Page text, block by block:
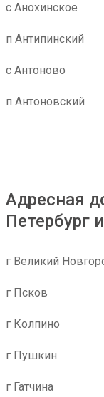
с Анохинское
п Антипинский
с Антоново
п Антоновский
Адресная
Петербург
г Великий
г Псков
г Колпино
г Пушкин
г Гатчина